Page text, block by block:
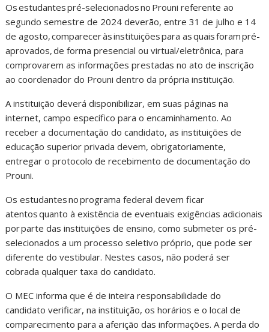
Os estudantes pré-selecionados no Prouni referente ao
segundo semestre de 2024 deverão, entre 31 de julho e 14
de agosto, comparecer às instituições para as quais foram pré-
aprovados, de forma presencial ou virtual/eletrônica, para
comprovarem as informações prestadas no ato de inscrição
ao coordenador do Prouni dentro da própria instituição.
A instituição deverá disponibilizar, em suas páginas na
internet, campo específico para o encaminhamento. Ao
receber a documentação do candidato, as instituições de
educação superior privada devem, obrigatoriamente,
entregar o protocolo de recebimento de documentação do
Prouni.
Os estudantes no programa federal devem ficar
atentos quanto à existência de eventuais exigências adicionais
por parte das instituições de ensino, como submeter os pré-
selecionados a um processo seletivo próprio, que pode ser
diferente do vestibular. Nestes casos, não poderá ser
cobrada qualquer taxa do candidato.
O MEC informa que é de inteira responsabilidade do
candidato verificar, na instituição, os horários e o local de
comparecimento para a aferição das informações. A perda do